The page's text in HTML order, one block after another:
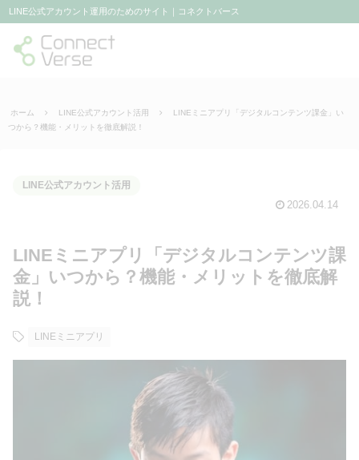
LINE公式アカウント運用のためのサイト｜コネクトバース
ホーム LINE公式アカウント活用
LINEミニアプリ「デジタルコンテンツ課金」い
つから？機能・メリットを徹底解説！
LINE公式アカウント活用
2026.04.14
LINEミニアプリ「デジタルコンテンツ課
金」いつから？機能・メリットを徹底解
説！
LINEミニアプリ